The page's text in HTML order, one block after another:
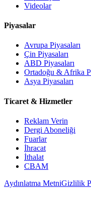
Videolar
Piyasalar
Avrupa Piyasaları
Çin Piyasaları
ABD Piyasaları
Ortadoğu & Afrika
Asya Piyasaları
Ticaret & Hizmetler
Reklam Verin
Dergi Aboneliği
Fuarlar
İhracat
İthalat
CBAM
Aydınlatma MetniGizlilik